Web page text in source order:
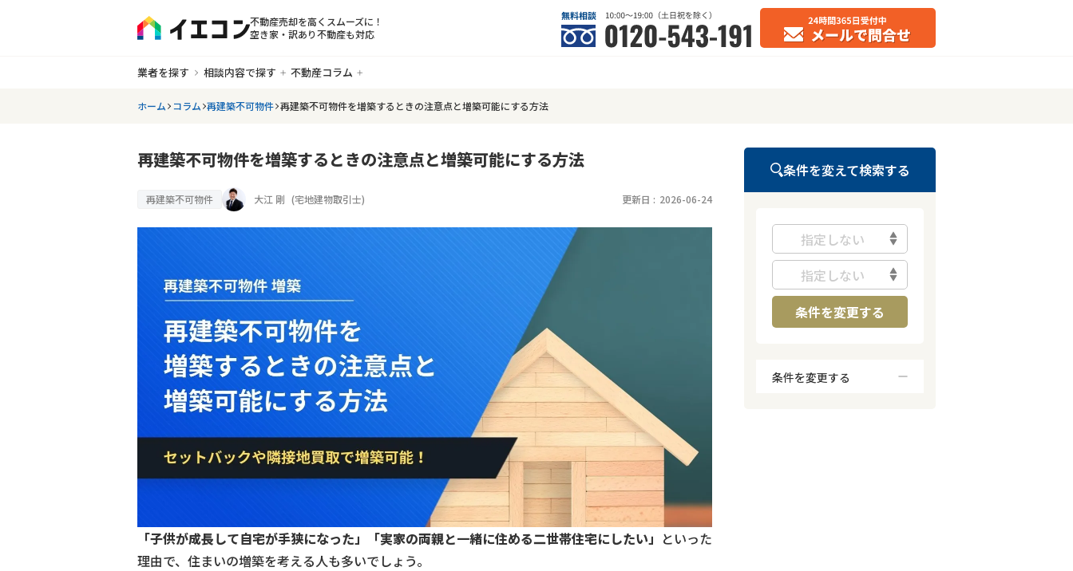
不動産売却を高くスムーズに！
空き家・訳あり不動産も対応
業者を探す 相談内容で探す 不動産コラム
ホーム コラム 再建築不可物件 再建築不可物件を増築するときの注意点と増築可能にする方法
再建築不可物件を増築するときの注意点と増築可能にする方法
再建築不可物件 大江 剛 (宅地建物取引士) 更新日 : 2026-06-24
「子供が成長して自宅が手狭になった」「実家の両親と一緒に住める二世帯住宅にしたい」 といった
理由で、住まいの増築を考える人も多いでしょう。
条件を変えて検索する
指定しない
指定しない
条件を変更する
条件を変更する